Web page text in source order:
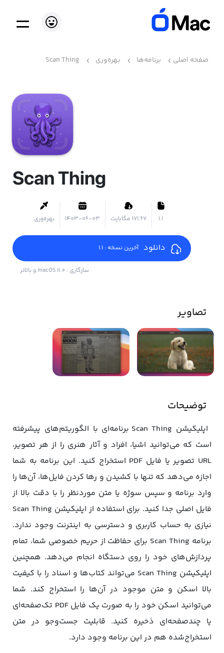
صفحه اصلی برنامه‌ها بهره‌وری Scan Thing
Scan Thing
1.1 ۱۷۱.۶۷ مگابایت 1403-06-03 بهره‌وری
دانلود آخرین نسخه : 1.1
سازگاری : macOS 11.0 و بالاتر
تصاویر
توضیحات
اپلیکیشن Scan Thing برنامه‌ای با الگوریتم‌های پیشرفته
است که می‌توانید اشیا، افراد و آثار هنری را از هر تصویر،
URL تصویر یا فایل PDF استخراج کنید. این برنامه به شما
اجازه می‌دهد که تنها با کشیدن و رها کردن فایل‌ها، آن‌ها را
وارد برنامه و سپس سوژه یا متن موردنظر را با دقت بالا از
فایل اصلی جدا کنید. برای استفاده از اپلیکیشن Scan Thing
نیازی به حساب کاربری و دسترسی به اینترنت وجود ندارد.
برنامه Scan Thing برای حفاظت از حریم خصوصی شما، تمام
پردازش‌های خود را روی دستگاه انجام می‌دهد. همچنین
اپلیکیشن Scan Thing می‌تواند کتاب‌ها و اسناد را با کیفیت
بالا اسکن و متن موجود در آن‌ها را استخراج کند. شما
می‌توانید اسکن خود را به صورت یک فایل PDF تک‌صفحه‌ای
یا چندصفحه‌ای ذخیره کنید. قابلیت جست‌وجو در متن
استخراج‌شده هم در این برنامه وجود دارد.